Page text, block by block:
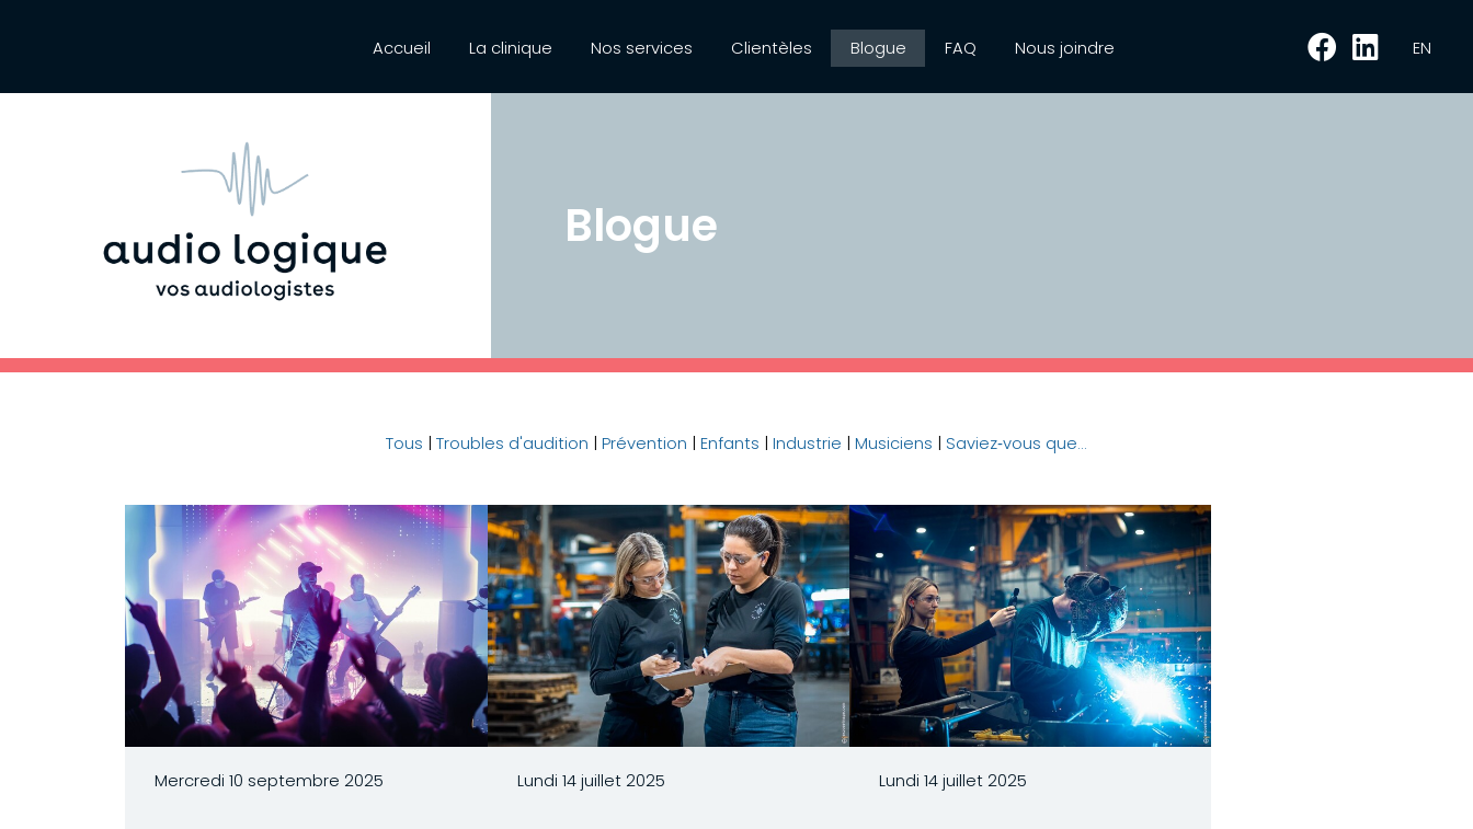
Accueil La clinique Nos services Clientèles Blogue FAQ Nous joindre EN
Blogue
Tous | Troubles d'audition | Prévention | Enfants | Industrie | Musiciens | Saviez‑vous que...
Mercredi 10 septembre 2025 Lundi 14 juillet 2025 Lundi 14 juillet 2025